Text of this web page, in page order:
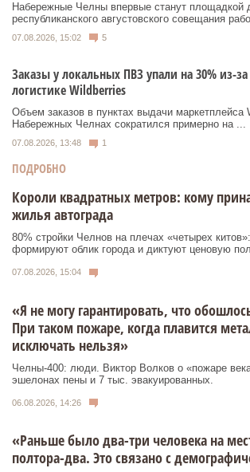
Набережные Челны впервые станут площадкой
республиканского августовского совещания
07.08.2026, 15:02 5
Заказы у локальных ПВЗ упали на 30% из-
логистике Wildberries
Объем заказов в пунктах выдачи маркетплейса
Набережных Челнах сократился примерно на ...
07.08.2026, 13:48 1
ПОДРОБНО
Короли квадратных метров: кому
жилья автограда
80% стройки Челнов на плечах «четырех
формируют облик города и диктуют ценовую
07.08.2026, 15:04
«Я не могу гарантировать, что
При таком пожаре, когда плавится
исключать нельзя»
Челны-400: люди. Виктор Волков о «пожаре
эшелонах пены и 7 тыс. эвакуированных.
06.08.2026, 14:26
«Раньше было два-три человека на
полтора-два. Это связано с